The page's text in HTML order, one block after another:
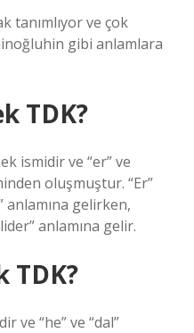
tanımlıyor ve çok
gibi anlamlara
TDK?
ismidir ve “er” ve
oluşmuştur. “Er”
anlamına gelirken,
anlamına gelir.
TDK?
ve “he” ve “dal”